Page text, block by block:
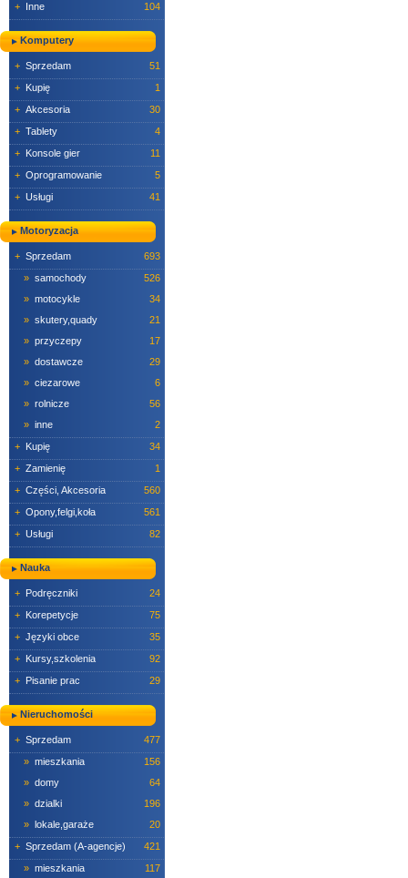
+ Inne 104
Komputery
+ Sprzedam
51
+ Kupię
1
+ Akcesoria
30
+ Tablety
4
+ Konsole gier
11
+ Oprogramowanie
5
+ Usługi 41
Motoryzacja
+ Sprzedam
693
» samochody
526
» motocykle
34
» skutery,quady
21
» przyczepy
17
» dostawcze
29
» ciezarowe
6
» rolnicze
56
» inne
2
+ Kupię
34
+ Zamienię
1
+ Części, Akcesoria
560
+ Opony,felgi,koła
561
+ Usługi 82
Nauka
+ Podręczniki
24
+ Korepetycje
75
+ Języki obce
35
+ Kursy,szkolenia
92
+ Pisanie prac 29
Nieruchomości
+ Sprzedam
477
» mieszkania
156
» domy
64
» dzialki
196
» lokale,garaże
20
+ Sprzedam (A-agencje)
421
» mieszkania
117